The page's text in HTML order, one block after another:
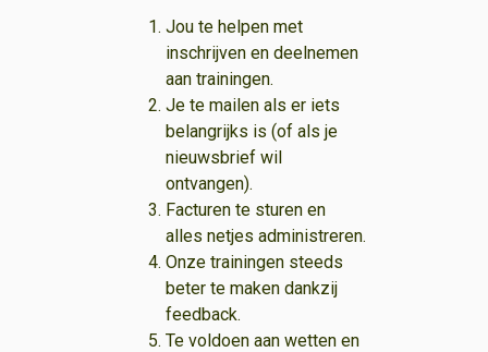
Jou te helpen met
inschrijven en deelnemen
aan trainingen.
Je te mailen als er iets
belangrijks is (of als je
nieuwsbrief wil
ontvangen).
Facturen te sturen en
alles netjes administreren.
Onze trainingen steeds
beter te maken dankzij
feedback.
Te voldoen aan wetten en